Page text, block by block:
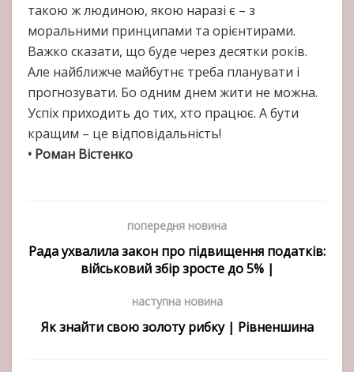
такою ж людиною, якою наразі є – з
моральними принципами та орієнтирами.
Важко сказати, що буде через десятки років.
Але найближче майбутнє треба планувати і
прогнозувати. Бо одним днем жити не можна.
Успіх приходить до тих, хто працює. А бути
кращим – це відповідальність!
• Роман Вістенко
попередня новина
Рада ухвалила закон про підвищення податків:
військовий збір зросте до 5% |
наступна новина
Як знайти свою золоту рибку | Рівненшина